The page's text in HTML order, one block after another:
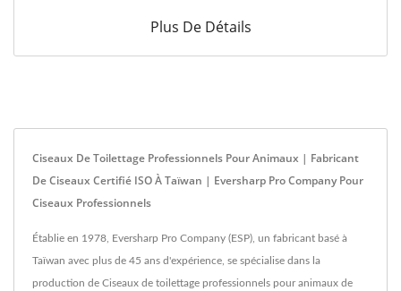
Plus De Détails
Ciseaux De Toilettage Professionnels Pour Animaux | Fabricant
De Ciseaux Certifié ISO À Taïwan | Eversharp Pro Company Pour
Ciseaux Professionnels
Établie en 1978, Eversharp Pro Company (ESP), un fabricant basé à
Taïwan avec plus de 45 ans d'expérience, se spécialise dans la
production de Ciseaux de toilettage professionnels pour animaux de